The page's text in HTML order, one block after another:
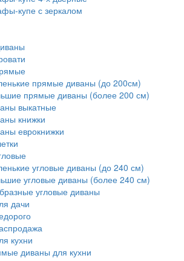
купе с зеркалом
прямые диваны (до 200см)
прямые диваны (более 200 см)
выкатные
книжки
еврокнижки
угловые диваны (до 240 см)
угловые диваны (более 240 см)
угловые диваны
дачи
кухни
диваны для кухни